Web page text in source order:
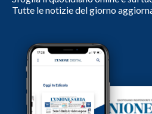
Tutte le notizie del giorno